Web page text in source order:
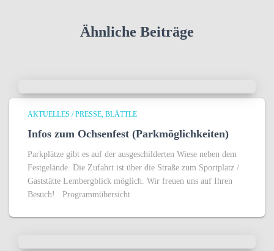
Ähnliche Beiträge
AKTUELLES / PRESSE BLÄTTLE
Infos zum Ochsenfest (Parkmöglichkeiten)
Parkplätze gibt es auf der ausgeschilderten Wiese neben dem
Festgelände. Die Zufahrt ist über die Straße zum Sportplatz /
Gaststätte Lembergblick möglich. Wir freuen uns auf Ihren
Besuch! Programmübersicht